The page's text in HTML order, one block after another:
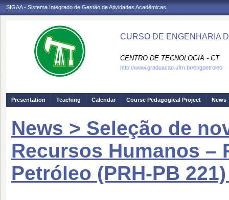
SIGAA - Sistema Integrado de Gestão de Atividades Acadêmicas
CURSO DE ENGENHARIA
CENTRO DE TECNOLOGIA - CT
http://www.graduacao.ufrn.br/engpetroleo
Presentation Teaching Calendar Course Pedagogical Project News
News > Seleção de
Recursos Humanos –
Petróleo (PRH-PB